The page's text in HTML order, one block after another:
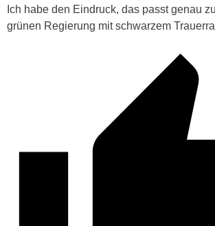
Ich habe den Eindruck, das passt genau
grünen Regierung mit schwarzem